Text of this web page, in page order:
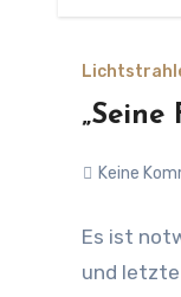
„Seine
Keine
Es ist
und letzte